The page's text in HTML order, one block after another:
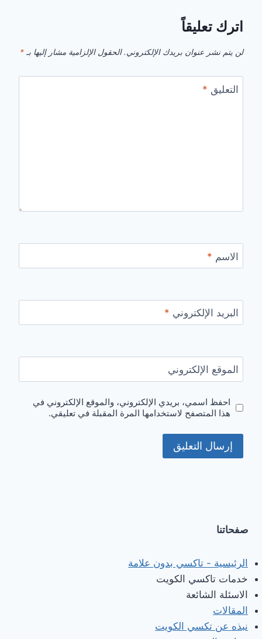
اترك تعليقاً
لن يتم نشر عنوان بريدك الإلكتروني. الحقول الإلزامية مشار إليها بـ *
التعليق *
الاسم *
البريد الإلكتروني *
الموقع الإلكتروني
احفظ اسمي، بريدي الإلكتروني، والموقع الإلكتروني في
هذا المتصفح لاستخدامها المرة المقبلة في تعليقي.
صفحاتنا
الرئيسية - تاكسي بدون علامة
خدمات تاكسي الكويت
الاسئلة الشائعة
المقالات
نبذه عن تكسي الكويت